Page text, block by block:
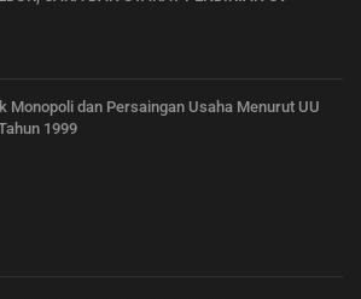
Monopoli dan Persaingan Usaha Menurut UU
1999